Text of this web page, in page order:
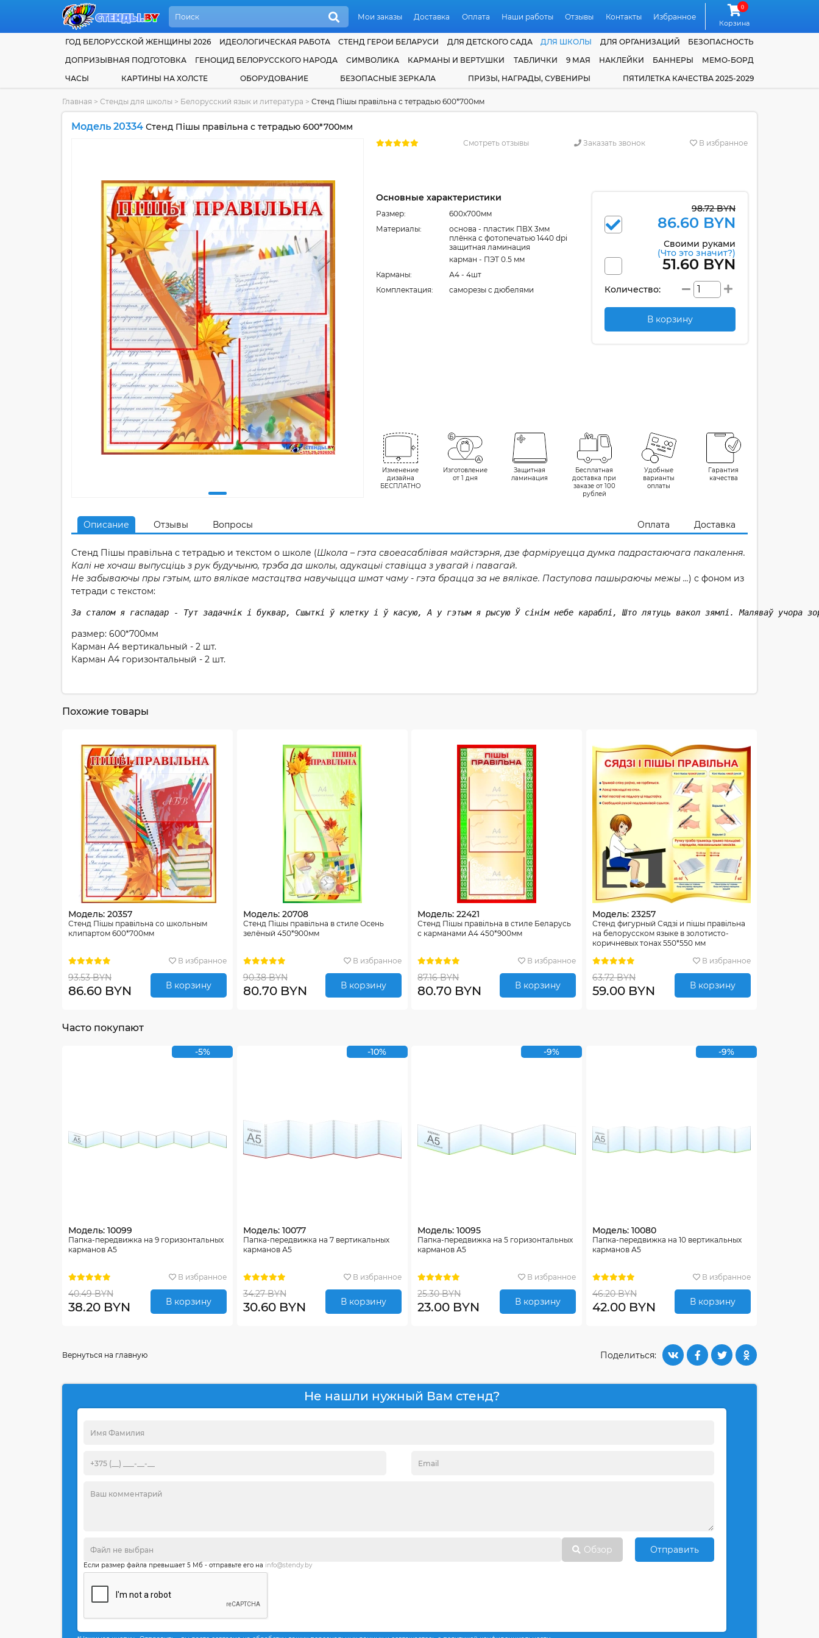
Мои заказы Доставка Оплата Наши работы Отзывы Контакты Избранное
0
Корзина
ГОД БЕЛОРУССКОЙ ЖЕНЩИНЫ 2026 ИДЕОЛОГИЧЕСКАЯ РАБОТА СТЕНД ГЕРОИ БЕЛАРУСИ ДЛЯ ДЕТСКОГО САДА ДЛЯ ШКОЛЫ ДЛЯ ОРГАНИЗАЦИЙ
БЕЗОПАСНОСТЬ
ДОПРИЗЫВНАЯ ПОДГОТОВКА
ГЕНОЦИД БЕЛОРУССКОГО НАРОДА СИМВОЛИКА КАРМАНЫ И ВЕРТУШКИ ТАБЛИЧКИ 9 МАЯ НАКЛЕЙКИ БАННЕРЫ
МЕМО-БОРД
ЧАСЫ
КАРТИНЫ НА ХОЛСТЕ ОБОРУДОВАНИЕ БЕЗОПАСНЫЕ ЗЕРКАЛА ПРИЗЫ, НАГРАДЫ, СУВЕНИРЫ ПЯТИЛЕТКА КАЧЕСТВА 2025-2029
Главная > Стенды для школы > Белорусский язык и литература > Стенд Пiшы правiльна с тетрадью 600*700мм
Модель 20334 Стенд Пiшы правiльна с тетрадью 600*700мм
Смотреть отзывы Заказать звонок В избранное
Основные характеристики
Размер:
600x700мм
Материалы:
основа - пластик ПВХ 3мм
плёнка с фотопечатью 1440 dpi
защитная ламинация
карман - ПЭТ 0.5 мм
Карманы:
А4 - 4шт
Комплектация:
cаморезы с дюбелями
98.72 BYN
86.60 BYN
Своими руками
(Что это значит?)
51.60 BYN
Количество:
В корзину
Изменение
дизайна
БЕСПЛАТНО
Изготовление
от 1 дня
Защитная
ламинация
Бесплатная
доставка при
заказе от 100
рублей
Удобные
варианты
оплаты
Гарантия
качества
Описание Отзывы Вопросы Оплата Доставка
Стенд Пiшы правiльна с тетрадью и текстом о школе (Школа – гэта своеасаблівая майстэрня, дзе фармiруецца думка падрастаючага пакалення.
Калі не хочаш выпусціць з рук будучыню, трэба да школы, адукацыі ставіцца з увагай і павагай.
Не забываючы пры гэтым, што вялікае мастацтва навучыцца шмат чаму - гэта брацца за не вялiкае. Паступова пашыраючы межы ...) с фоном из
тетради с текстом:
За сталом я гаспадар - Тут задачнік і буквар, Сшыткі ў клетку і ў касую, А у гэтым я рысую Ў сінім небе караблі, Што лятуць вакол зямлі. Маляваў
размер: 600*700мм
Карман А4 вертикальный - 2 шт.
Карман А4 горизонтальный - 2 шт.
Похожие товары
Модель: 20357
Стенд Пiшы правiльна со школьным
клипартом 600*700мм
В избранное
93.53 BYN
86.60 BYN В корзину
Модель: 20708
Стенд Пiшы правiльна в стиле Осень
зелёный 450*900мм
В избранное
90.38 BYN
80.70 BYN В корзину
Модель: 22421
Стенд Пiшы правiльна в стиле Беларусь
с карманами А4 450*900мм
В избранное
87.16 BYN
80.70 BYN В корзину
Модель: 23257
Стенд фигурный Сядзi и пiшы правiльна
на белорусском языке в золотисто-
коричневых тонах 550*550 мм
В избранное
63.72 BYN
59.00 BYN В корзину
Часто покупают
-5%
Модель: 10099
Папка-передвижка на 9 горизонтальных
карманов А5
В избранное
40.49 BYN
38.20 BYN В корзину
-10%
Модель: 10077
Папка-передвижка на 7 вертикальных
карманов А5
В избранное
34.27 BYN
30.60 BYN В корзину
-9%
Модель: 10095
Папка-передвижка на 5 горизонтальных
карманов А5
В избранное
25.30 BYN
23.00 BYN В корзину
-9%
Модель: 10080
Папка-передвижка на 10 вертикальных
карманов А5
В избранное
46.20 BYN
42.00 BYN В корзину
Поделиться:
Вернуться на главную
Не нашли нужный Вам стенд?
Обзор Отправить
Если размер файла превышает 5 Мб - отправьте его на info@stendy.by